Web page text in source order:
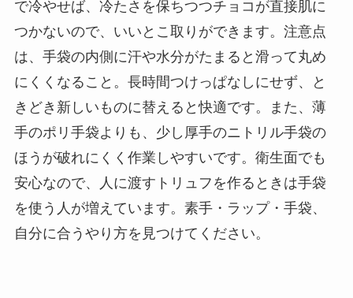
で冷やせば、冷たさを保ちつつチョコが直接肌に
つかないので、いいとこ取りができます。注意点
は、手袋の内側に汗や水分がたまると滑って丸め
にくくなること。長時間つけっぱなしにせず、と
きどき新しいものに替えると快適です。また、薄
手のポリ手袋よりも、少し厚手のニトリル手袋の
ほうが破れにくく作業しやすいです。衛生面でも
安心なので、人に渡すトリュフを作るときは手袋
を使う人が増えています。素手・ラップ・手袋、
自分に合うやり方を見つけてください。